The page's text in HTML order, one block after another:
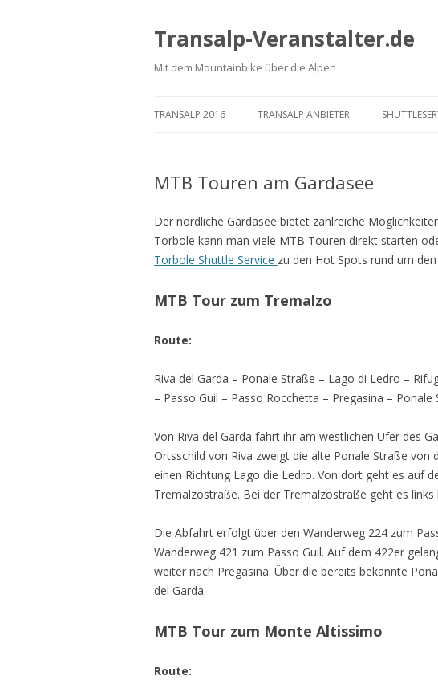
Transalp-Veranstalter.de
Mit dem Mountainbike über die Alpen
TRANSALP 2016 TRANSALP ANBIETER
MTB Touren am Gardasee
Der nördliche Gardasee bietet zahlreiche
Torbole kann man viele MTB Touren direkt starten
Torbole Shuttle Service zu den Hot Spots rund um
MTB Tour zum Tremalzo
Route:
Riva del Garda – Ponale Straße – Lago di Ledro –
– Passo Guil – Passo Rocchetta – Pregasina – Ponale
Von Riva del Garda fahrt ihr am westlichen Ufer des
Ortsschild von Riva zweigt die alte Ponale Straße
einen Richtung Lago die Ledro. Von dort geht es auf
Tremalzostraße. Bei der Tremalzostraße geht es links
Die Abfahrt erfolgt über den Wanderweg 224 zum
Wanderweg 421 zum Passo Guil. Auf dem 422er
weiter nach Pregasina. Über die bereits bekannte
del Garda.
MTB Tour zum Monte Altissimo
Route: